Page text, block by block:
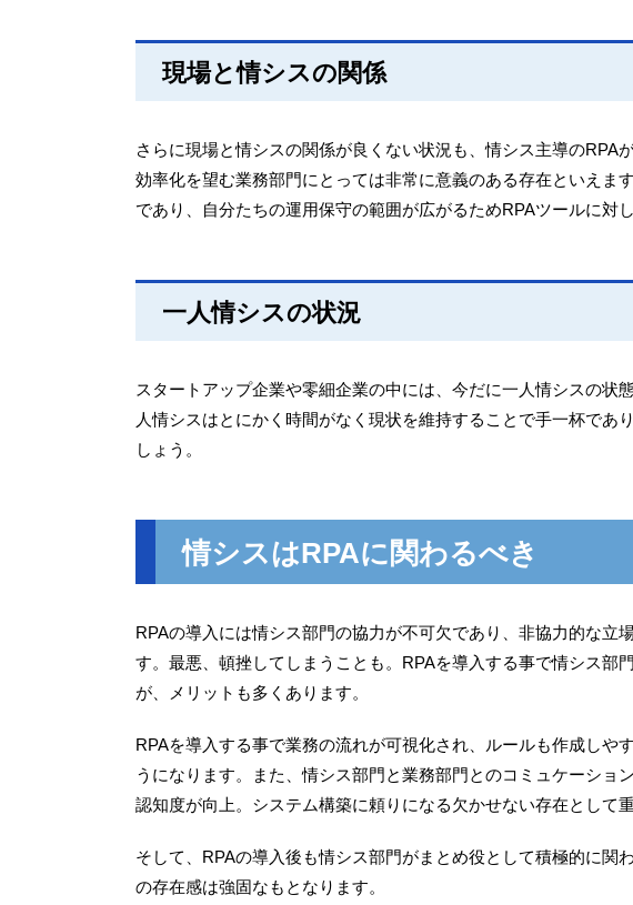
現場と情シスの関係
さらに現場と情シスの関係が良くない状況も、情シス主導のRPA
効率化を望む業務部門にとっては非常に意義のある存在といえま
であり、自分たちの運用保守の範囲が広がるためRPAツールに対
一人情シスの状況
スタートアップ企業や零細企業の中には、今だに一人情シスの状
人情シスはとにかく時間がなく現状を維持することで手一杯であ
しょう。
情シスはRPAに関わるべき
RPAの導入には情シス部門の協力が不可欠であり、非協力的な立
す。最悪、頓挫してしまうことも。RPAを導入する事で情シス部
が、メリットも多くあります。
RPAを導入する事で業務の流れが可視化され、ルールも作成しや
うになります。また、情シス部門と業務部門とのコミュケーショ
認知度が向上。システム構築に頼りになる欠かせない存在として
そして、RPAの導入後も情シス部門がまとめ役として積極的に関
の存在感は強固なもとなります。